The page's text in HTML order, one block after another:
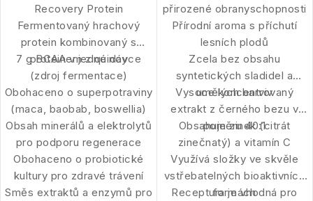
Recovery Protein
Fermentovaný hrachový
protein kombinovaný s
proteinem z quinoy
7 g BCAA v jedné dávce
(zdroj fermentace)
Obohaceno o superpotraviny
(maca, baobab, boswellia)
Obsah minerálů a elektrolytů
pro podporu regenerace
Obohaceno o probiotické
kultury pro zdravé trávení
Směs extraktů a enzymů pro
přirozené obranyschopnosti
Přírodní aroma s příchutí
lesních plodů
Zcela bez obsahu
syntetických sladidel a
umělých barviv
Vysoce koncentrovaný
extrakt z černého bezu v
poměru 40:1
Obsahuje zinek (citrát
zinečnatý) a vitamín C
Využívá složky ve skvěle
vstřebatelných bioaktivních
formách
Receptura je vhodná pro